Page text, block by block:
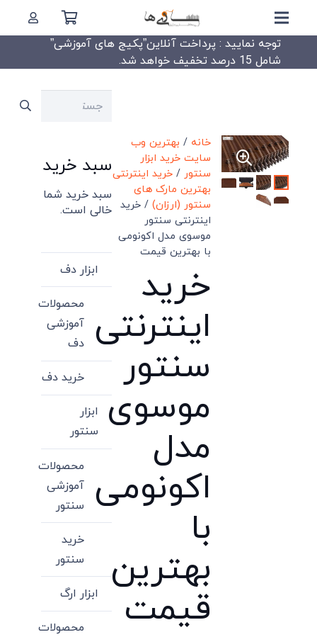
توجه نمایید : پرداخت آنلاین”پکیج های آموزشی”
شامل 15 درصد تخفیف خواهد شد.
خانه / بهترین وب
سایت خرید ابزار
سنتور /خرید اینترنتی
بهترین مارک های
سنتور (ارزان) / خرید
اینترنتی سنتور
موسوی مدل اکونومی
با بهترین قیمت
خرید
اینترنتی
سنتور
موسوی
مدل
اکونومی
با
بهترین
قیمت
جستجو
سبد خرید
سبد خرید شما
خالی است.
ابزار دف
محصولات
آموزشی
دف
خرید دف
ابزار
سنتور
محصولات
آموزشی
سنتور
خرید
سنتور
ابزار ارگ
محصولات